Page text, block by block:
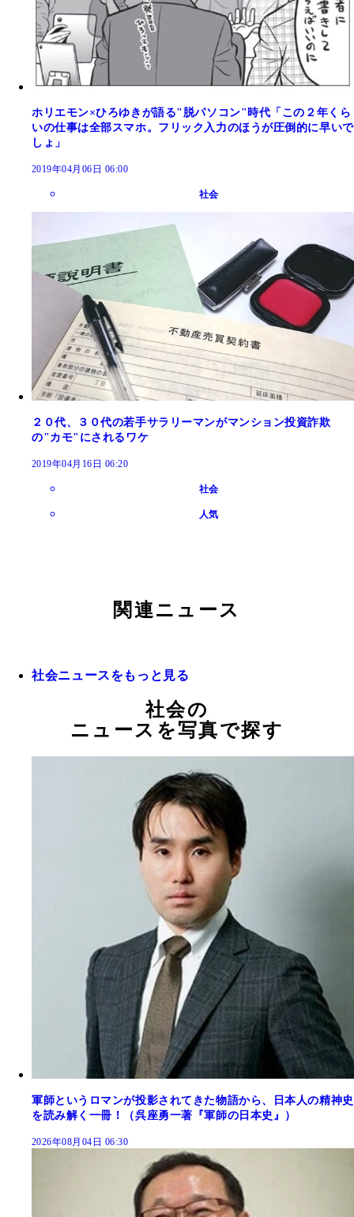
ホリエモン×ひろゆきが語る"脱パソコン"時代「この２年くら
いの仕事は全部スマホ。フリック入力のほうが圧倒的に早いで
しょ」
2019年04月06日 06:00
社会
２０代、３０代の若手サラリーマンがマンション投資詐欺
の"カモ"にされるワケ
2019年04月16日 06:20
社会
人気
関連ニュース
社会ニュースをもっと見る
社会の
ニュースを写真で探す
軍師というロマンが投影されてきた物語から、日本人の精神史
を読み解く一冊！（呉座勇一著『軍師の日本史』）
2026年08月04日 06:30